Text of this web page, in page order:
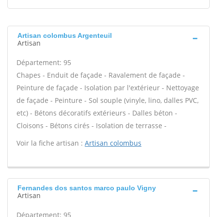
Artisan colombus Argenteuil
Artisan
Département: 95
Chapes - Enduit de façade - Ravalement de façade -
Peinture de façade - Isolation par l'extérieur - Nettoyage
de façade - Peinture - Sol souple (vinyle, lino, dalles PVC,
etc) - Bétons décoratifs extérieurs - Dalles béton -
Cloisons - Bétons cirés - Isolation de terrasse -
Voir la fiche artisan : Artisan colombus
Fernandes dos santos marco paulo Vigny
Artisan
Département: 95